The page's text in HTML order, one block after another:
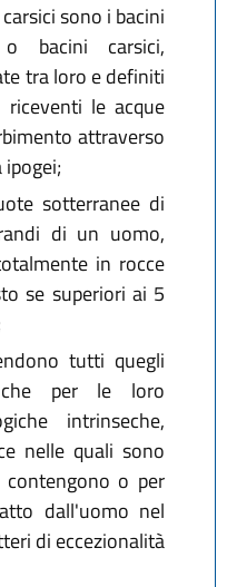
sono i bacini
bacini carsici,
tra loro e definiti
le acque
attraverso
sotterranee di
di un uomo,
in rocce
se superiori ai 5
tutti quegli
che per le loro
intrinseche,
nelle quali sono
o per
dall'uomo nel
di eccezionalità